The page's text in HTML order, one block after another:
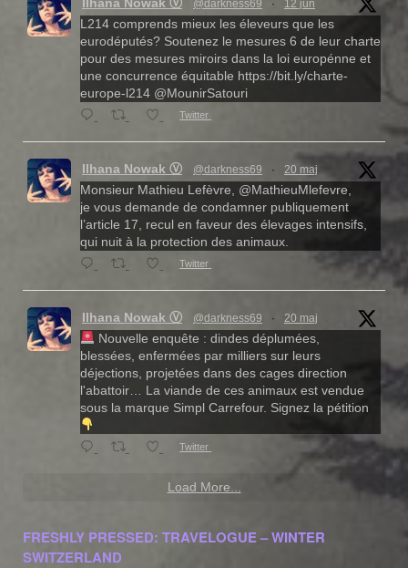
@darkness69 · 12 jun
L214 comprends mieux les éleveurs que les
eurodéputés? Soutenez le mesures 6 de leur charte
pour des mesures miroirs dans la loi europénne et
une concurrence équitable https://bit.ly/charte-
europe-l214 @MounirSatouri
Twitter
Ilhana Nowak Ⓥ @darkness69 · 20 maj
Monsieur Mathieu Lefèvre, @MathieuMlefevre,
je vous demande de condamner publiquement
l’article 17, recul en faveur des élevages intensifs,
qui nuit à la protection des animaux.
Twitter
Ilhana Nowak Ⓥ @darkness69 · 20 maj
Nouvelle enquête : dindes déplumées,
blessées, enfermées par milliers sur leurs
déjections, projetées dans des cages direction
l'abattoir… La viande de ces animaux est vendue
sous la marque Simpl Carrefour. Signez la pétition
Twitter
Load More...
FRESHLY PRESSED: TRAVELOGUE – WINTER
SWITZERLAND